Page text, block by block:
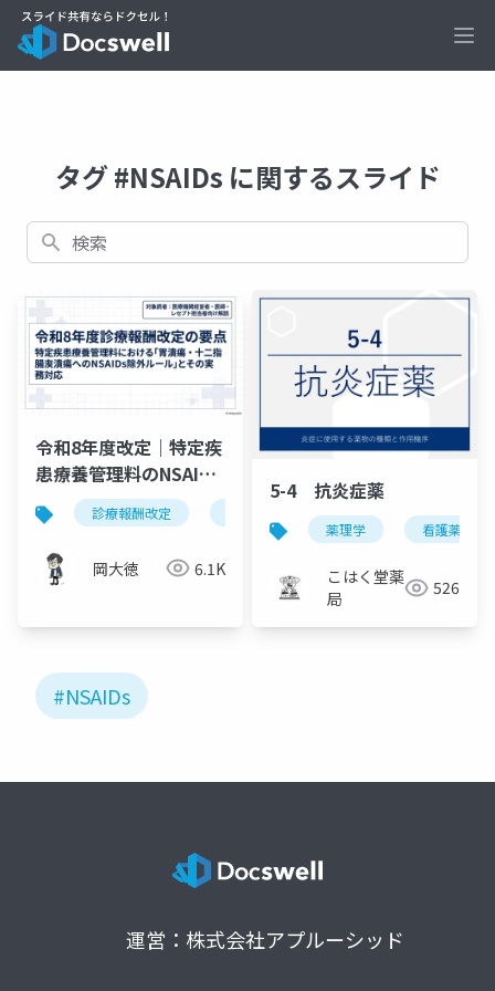
タグ #NSAIDs に関するスライド
検索
令和8年度改定｜特定疾
患療養管理料のNSAIDs
除外ルールと実務対応
診療報酬改定 特定疾患療養管理料 nsaids
岡大徳 6.1K
5-4 抗炎症薬
薬理学 看護薬理学
こはく堂薬
局
526
#NSAIDs
運営：株式会社アプルーシッド